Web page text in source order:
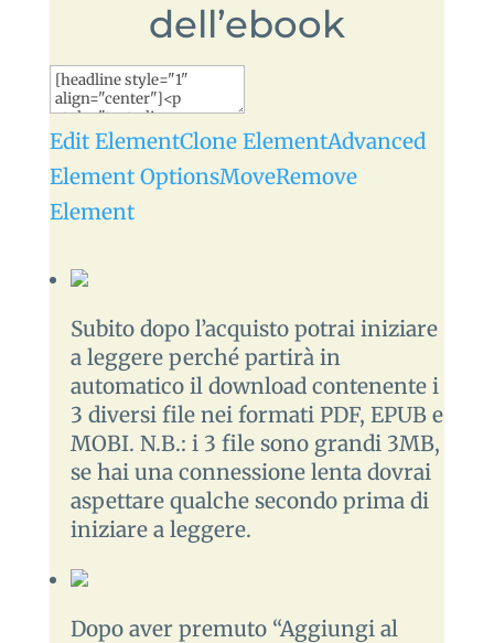
dell’ebook
Edit ElementClone ElementAdvanced
Element OptionsMoveRemove
Element
Subito dopo l’acquisto potrai iniziare
a leggere perché partirà in
automatico il download contenente i
3 diversi file nei formati PDF, EPUB e
MOBI. N.B.: i 3 file sono grandi 3MB,
se hai una connessione lenta dovrai
aspettare qualche secondo prima di
iniziare a leggere.
Dopo aver premuto “Aggiungi al